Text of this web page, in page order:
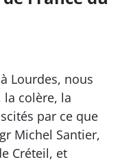
Lourdes, nous
colère, la
par ce que
Michel Santier,
Créteil, et